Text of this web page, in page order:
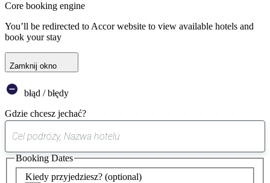
Core booking engine
You’ll be redirected to Accor website to view available hotels and
book your stay
Zamknij okno
błąd / błędy
Gdzie chcesz jechać?
sugestia
została
znaleziona
Kiedy przyjedziesz? (optional)
Booking Dates